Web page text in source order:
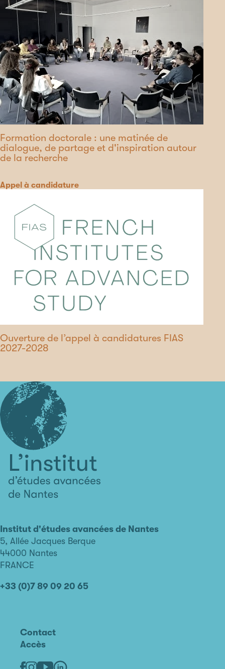
Formation doctorale : une matinée de
dialogue, de partage et d'inspiration autour
de la recherche
Catégorie
Appel à candidature
Ouverture de l’appel à candidatures FIAS
2027-2028
avancées
de
Nantes
Institut d'études avancées de Nantes
5, Allée Jacques Berque
44000 Nantes
FRANCE
+33 (0)7 89 09 20 65
Contact
Accès
Linkedin